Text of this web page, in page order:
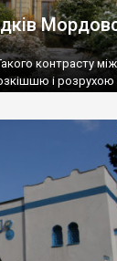
контрасту між
і розрухою